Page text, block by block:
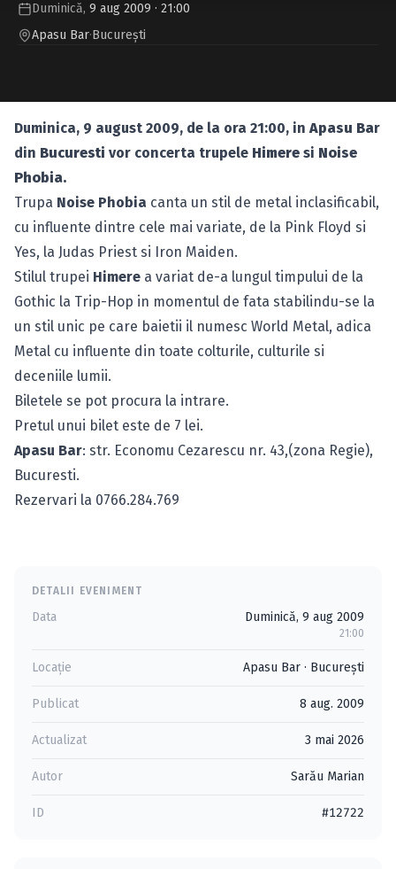
Duminică, 9 aug 2009 · 21:00
Apasu Bar·Bucureşti
Duminica, 9 august 2009, de la ora 21:00, inApasu Bar
din Bucuresti vor concerta trupele Himere si Noise
Phobia.
Trupa Noise Phobia canta un stil de metal inclasificabil,
cu influente dintre cele mai variate, de la Pink Floyd si
Yes, la Judas Priest si Iron Maiden.
Stilul trupei Himere a variat de-a lungul timpului de la
Gothic la Trip-Hop in momentul de fata stabilindu-se la
un stil unic pe care baietii il numesc World Metal, adica
Metal cu influente din toate colturile, culturile si
deceniile lumii.
Biletele se pot procura la intrare.
Pretul unui bilet este de 7 lei.
Apasu Bar: str. Economu Cezarescu nr. 43,(zona Regie),
Bucuresti.
Rezervari la 0766.284.769
DETALII EVENIMENT
Data Duminică, 9 aug 2009
21:00
Locație Apasu Bar · Bucureşti
Publicat 8 aug. 2009
Actualizat 3 mai 2026
Autor Sarău Marian
ID #12722